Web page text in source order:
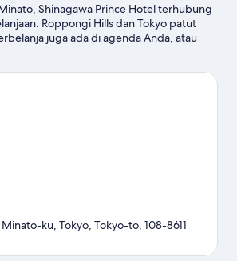
Shinagawa Prince Hotel terhubung
Roppongi Hills dan Tokyo patut
juga ada di agenda Anda, atau
Shinjuku Gyoen dan Disneyland®
Tokyo DisneySea&reg; dan Tokyo
ku, Tokyo, Tokyo-to, 108-8611